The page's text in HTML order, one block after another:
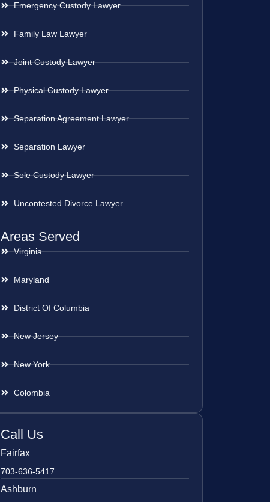
Emergency Custody Lawyer
Family Law Lawyer
Joint Custody Lawyer
Physical Custody Lawyer
Separation Agreement Lawyer
Separation Lawyer
Sole Custody Lawyer
Uncontested Divorce Lawyer
Areas Served
Virginia
Maryland
District Of Columbia
New Jersey
New York
Colombia
Call Us
Fairfax
703-636-5417
Ashburn